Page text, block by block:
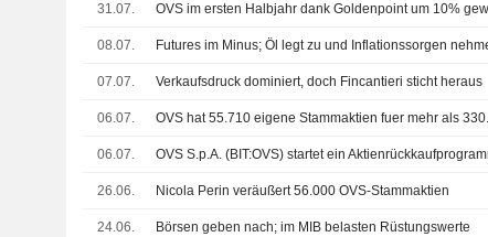
31.07. OVS im ersten Halbjahr dank Goldenpoint um 10%
08.07. Futures im Minus; Öl legt zu und Inflationssorgen
07.07. Verkaufsdruck dominiert, doch Fincantieri sticht heraus
06.07.
06.07.
26.06. Nicola Perin veräußert 56.000 OVS-Stammaktien
24.06. Börsen geben nach; im MIB belasten Rüstungswerte